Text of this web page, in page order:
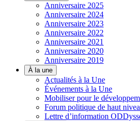
Anniversaire 2025
Anniversaire 2024
Anniversaire 2023
Anniversaire 2022
Anniversaire 2021
Anniversaire 2020
Anniversaire 2019
À la une
Actualités à la Une
Événements à la Une
Mobiliser pour le
Forum politique de haut
Lettre d’information